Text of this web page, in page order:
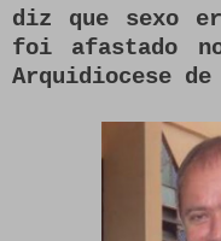
diz que sexo
foi afastado
Arquidiocese de